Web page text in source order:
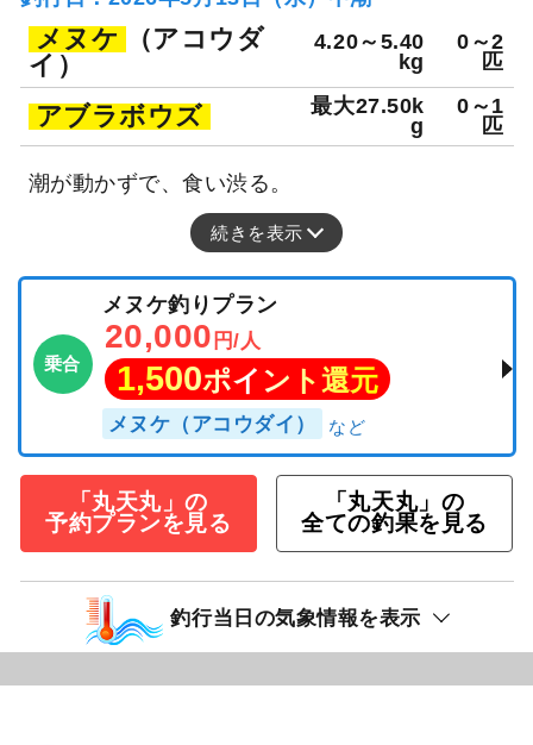
メヌケ
（アコウダ
イ）
4.20～5.40
kg
0～2
匹
アブラボウズ
最大27.50k
g
0～1
匹
潮が動かずで、食い渋る。
続きを表示
乗合
メヌケ釣りプラン
20,000 円/人
1,500ポイント還元
メヌケ（アコウダイ）
「丸天丸」の
予約プランを見る
「丸天丸」の
全ての釣果を見る
釣行当日の気象情報を表示